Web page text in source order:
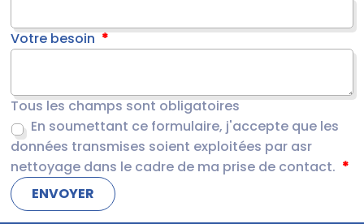
Votre besoin
Tous les champs sont obligatoires
En soumettant ce formulaire, j'accepte que les
données transmises soient exploitées par asr
nettoyage dans le cadre de ma prise de contact.